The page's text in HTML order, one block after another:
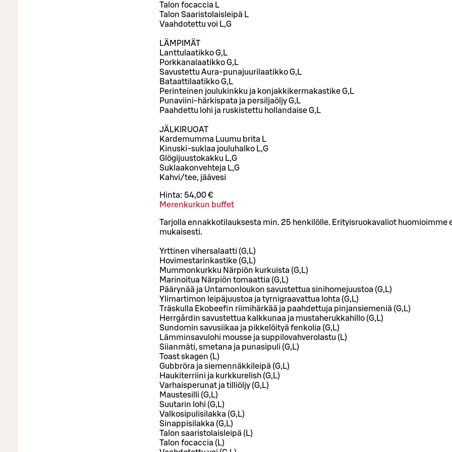
Talon focaccia L
Talon Saaristolaisleipä L
Vaahdotettu voi L,G
LÄMPIMÄT
Lanttulaatikko G,L
Porkkanalaatikko G,L
Savustettu Aura-punajuurilaatikko G,L
Bataattilaatikko G,L
Perinteinen joulukinkku ja konjakkikermakastike G,L
Punaviini-härkispata ja persiljaöljy G,L
Paahdettu lohi ja ruskistettu hollandaise G,L
JÄLKIRUOAT
Kardemumma Luumu brita L
Kinuski-suklaa jouluhalko L,G
Glögijuustokakku L,G
Suklaakonvehteja L,G
Kahvi/tee, jäävesi
Hinta: 54,00 €
Merenkurkun buffet
Tarjolla ennakkotilauksesta min. 25 henkilölle. Erityisruokavaliot
mukaisesti.
Yrttinen vihersalaatti (G,L)
Hovimestarinkastike (G,L)
Mummonkurkku Närpiön kurkuista (G,L)
Marinoitua Närpiön tomaattia (G,L)
Päärynää ja Untamonloukon savustettua sinihomejuustoa (G,L)
Ylimartimon leipäjuustoa ja tyrnigraavattua lohta (G,L)
Träskulla Ekobeefin riimihärkää ja paahdettuja pinjansiemeniä (G,L)
Herrgårdin savustettua kalkkunaa ja mustaherukkahillo (G,L)
Sundomin savusiikaa ja pikkelöityä fenkolia (G,L)
Lämminsavulohi mousse ja suppilovahverolastu (L)
Siianmäti, smetana ja punasipuli (G,L)
Toast skagen (L)
Gubbröra ja siemennäkkileipä (G,L)
Haukiterriini ja kurkkurelish (G,L)
Varhaisperunat ja tilliöljy (G,L)
Maustesilli (G,L)
Suutarin lohi (G,L)
Valkosipulisilakka (G,L)
Sinappisilakka (G,L)
Talon saaristolaisleipä (L)
Talon focaccia (L)